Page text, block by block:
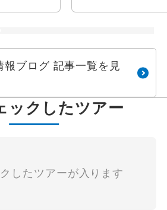
報ブログ 記事一覧を見
ックしたツアー
したツアーが入ります